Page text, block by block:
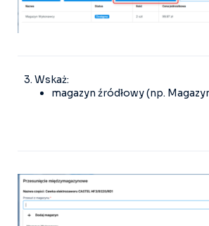
Wskaż:
magazyn źródłowy (np.